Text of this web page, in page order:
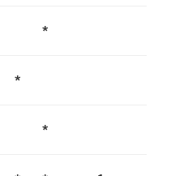
*
*
*